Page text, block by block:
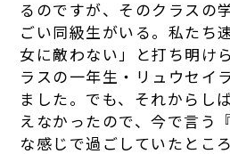
るのですが、そのクラスの
ごい同級生がいる。私たち
女に敵わない」と打ち明け
ラスの一年生・リュウセイ
ました。でも、それからし
えなかったので、今で言う
な感じで過ごしていたとこ